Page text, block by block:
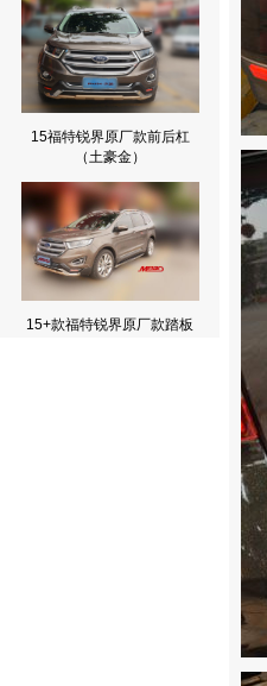
15福特锐界原厂款前后杠
（土豪金）
15+款福特锐界原厂款踏板